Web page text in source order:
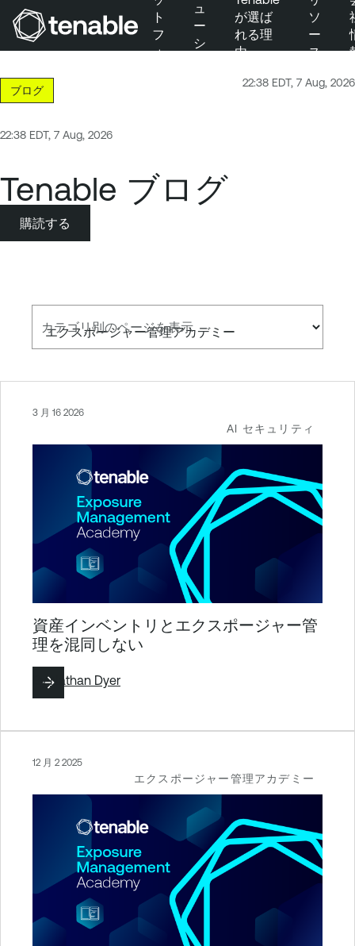
メインコンテンツにスキップ
フッターにスキップ
ト
フ
ォ
ュ
ー
シ
が選ば
れる理
由
ソ
ー
ス
22:38 EDT, 7 Aug, 2026
ブログ
22:38 EDT, 7 Aug, 2026
Tenable ブログ
購読する
カテゴリ別のページを表示
AI セキュリティ
3 月 16 2026
資産インベントリとエクスポージャー管
理を混同しない
ByNathan Dyer
エクスポージャー管理アカデミー
12 月 2 2025